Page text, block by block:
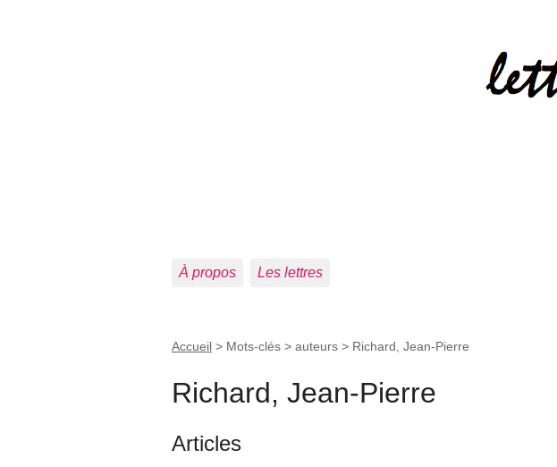
À propos Les lettres
Accueil > Mots-clés > auteurs > Richard, Jean-Pierre
Richard, Jean-Pierre
Articles